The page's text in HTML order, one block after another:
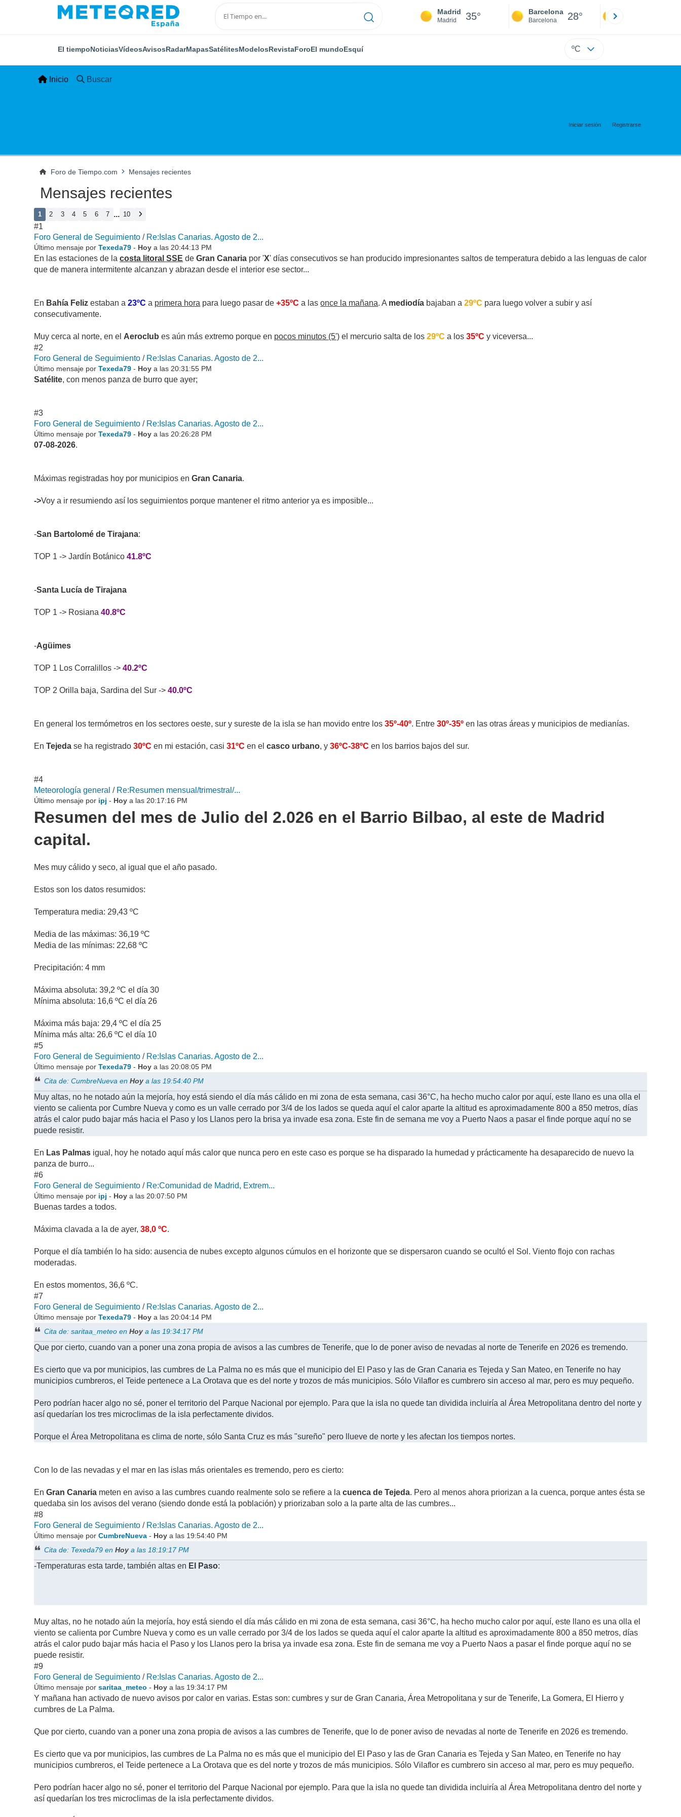
Madrid
Madrid 35° Barcelona
Barcelona 28°
El tiempoNoticiasVídeosAvisosRadarMapasSatélitesModelosRevistaForoEl mundoEsquí ºC
Inicio Buscar
Iniciar sesión Registrarse
Foro de Tiempo.com Mensajes recientes
Mensajes recientes
1 2 3 4 5 6 7 ... 10
#1
Foro General de Seguimiento / Re:Islas Canarias. Agosto de 2...
Último mensaje porTexeda79 - Hoy a las 20:44:13 PM
En las estaciones de lacosta litoral SSE deGran Canaria por 'X' días consecutivos se han producido impresionantes saltos de temperatura debido a las lenguas de calor
que de manera intermitente alcanzan y abrazan desde el interior ese sector...
En Bahía Feliz estaban a23ºC a primera hora para luego pasar de+35ºC a lasonce la mañana. A mediodía bajaban a29ºC para luego volver a subir y así
consecutivamente.
Muy cerca al norte, en el Aeroclub es aún más extremo porque en pocos minutos (5') el mercurio salta de los29ºC a los35ºC y viceversa...
#2
Foro General de Seguimiento / Re:Islas Canarias. Agosto de 2...
Último mensaje porTexeda79 - Hoy a las 20:31:55 PM
Satélite, con menos panza de burro que ayer;
#3
Foro General de Seguimiento / Re:Islas Canarias. Agosto de 2...
Último mensaje porTexeda79 - Hoy a las 20:26:28 PM
07-08-2026.
Máximas registradas hoy por municipios enGran Canaria.
->Voy a ir resumiendo así los seguimientos porque mantener el ritmo anterior ya es imposible...
-San Bartolomé de Tirajana:
TOP 1 -> Jardín Botánico41.8ºC
-Santa Lucía de Tirajana
TOP 1 -> Rosiana40.8ºC
-Agüimes
TOP 1 Los Corralillos ->40.2ºC
TOP 2 Orilla baja, Sardina del Sur ->40.0ºC
En general los termómetros en los sectores oeste, sur y sureste de la isla se han movido entre los35º-40º. Entre30º-35º en las otras áreas y municipios de medianías.
EnTejeda se ha registrado30ºC en mi estación, casi31ºC en elcasco urbano, y36ºC-38ºC en los barrios bajos del sur.
#4
Meteorología general / Re:Resumen mensual/trimestral/...
Último mensaje por ipj - Hoy a las 20:17:16 PM
Resumen del mes de Julio del 2.026 en el Barrio Bilbao, al este de Madrid
capital.
Mes muy cálido y seco, al igual que el año pasado.
Estos son los datos resumidos:
Temperatura media: 29,43 ºC
Media de las máximas: 36,19 ºC
Media de las mínimas: 22,68 ºC
Precipitación: 4 mm
Máxima absoluta: 39,2 ºC el día 30
Mínima absoluta: 16,6 ºC el día 26
Máxima más baja: 29,4 ºC el día 25
Mínima más alta: 26,6 ºC el día 10
#5
Foro General de Seguimiento / Re:Islas Canarias. Agosto de 2...
Último mensaje porTexeda79 - Hoy a las 20:08:05 PM
Cita de: CumbreNueva en Hoya las 19:54:40 PM
Muy altas, no he notado aún la mejoría, hoy está siendo el día más cálido en mi zona de esta semana, casi 36°C, ha hecho mucho calor por aquí, este llano es una olla el
viento se calienta por Cumbre Nueva y como es un valle cerrado por 3/4 de los lados se queda aquí el calor aparte la altitud es aproximadamente 800 a 850 metros, días
atrás el calor pudo bajar más hacia el Paso y los Llanos pero la brisa ya invade esa zona. Este fin de semana me voy a Puerto Naos a pasar el finde porque aquí no se
puede resistir.
En Las Palmas igual, hoy he notado aquí más calor que nunca pero en este caso es porque se ha disparado la humedad y prácticamente ha desaparecido de nuevo la
panza de burro...
#6
Foro General de Seguimiento / Re:Comunidad de Madrid, Extrem...
Último mensaje por ipj - Hoy a las 20:07:50 PM
Buenas tardes a todos.
Máxima clavada a la de ayer,38,0 ºC.
Porque el día también lo ha sido: ausencia de nubes excepto algunos cúmulos en el horizonte que se dispersaron cuando se ocultó el Sol. Viento flojo con rachas
moderadas.
En estos momentos, 36,6 ºC.
#7
Foro General de Seguimiento / Re:Islas Canarias. Agosto de 2...
Último mensaje porTexeda79 - Hoy a las 20:04:14 PM
Cita de: saritaa_meteo en Hoya las 19:34:17 PM
Que por cierto, cuando van a poner una zona propia de avisos a las cumbres de Tenerife, que lo de poner aviso de nevadas al norte de Tenerife en 2026 es tremendo.
Es cierto que va por municipios, las cumbres de La Palma no es más que el municipio del El Paso y las de Gran Canaria es Tejeda y San Mateo, en Tenerife no hay
municipios cumbreros, el Teide pertenece a La Orotava que es del norte y trozos de más municipios. Sólo Vilaflor es cumbrero sin acceso al mar, pero es muy pequeño.
Pero podrían hacer algo no sé, poner el territorio del Parque Nacional por ejemplo. Para que la isla no quede tan dividida incluiría al Área Metropolitana dentro del norte y
así quedarían los tres microclimas de la isla perfectamente dividos.
Porque el Área Metropolitana es clima de norte, sólo Santa Cruz es más "sureño" pero llueve de norte y les afectan los tiempos nortes.
Con lo de las nevadas y el mar en las islas más orientales es tremendo, pero es cierto:
EnGran Canaria meten en aviso a las cumbres cuando realmente solo se refiere a lacuenca de Tejeda. Pero al menos ahora priorizan a la cuenca, porque antes ésta se
quedaba sin los avisos del verano (siendo donde está la población) y priorizaban solo a la parte alta de las cumbres...
#8
Foro General de Seguimiento / Re:Islas Canarias. Agosto de 2...
Último mensaje porCumbreNueva - Hoy a las 19:54:40 PM
Cita de: Texeda79 en Hoya las 18:19:17 PM
-Temperaturas esta tarde, también altas en El Paso:
Muy altas, no he notado aún la mejoría, hoy está siendo el día más cálido en mi zona de esta semana, casi 36°C, ha hecho mucho calor por aquí, este llano es una olla el
viento se calienta por Cumbre Nueva y como es un valle cerrado por 3/4 de los lados se queda aquí el calor aparte la altitud es aproximadamente 800 a 850 metros, días
atrás el calor pudo bajar más hacia el Paso y los Llanos pero la brisa ya invade esa zona. Este fin de semana me voy a Puerto Naos a pasar el finde porque aquí no se
puede resistir.
#9
Foro General de Seguimiento / Re:Islas Canarias. Agosto de 2...
Último mensaje porsaritaa_meteo - Hoy a las 19:34:17 PM
Y mañana han activado de nuevo avisos por calor en varias. Estas son: cumbres y sur de Gran Canaria, Área Metropolitana y sur de Tenerife, La Gomera, El Hierro y
cumbres de La Palma.
Que por cierto, cuando van a poner una zona propia de avisos a las cumbres de Tenerife, que lo de poner aviso de nevadas al norte de Tenerife en 2026 es tremendo.
Es cierto que va por municipios, las cumbres de La Palma no es más que el municipio del El Paso y las de Gran Canaria es Tejeda y San Mateo, en Tenerife no hay
municipios cumbreros, el Teide pertenece a La Orotava que es del norte y trozos de más municipios. Sólo Vilaflor es cumbrero sin acceso al mar, pero es muy pequeño.
Pero podrían hacer algo no sé, poner el territorio del Parque Nacional por ejemplo. Para que la isla no quede tan dividida incluiría al Área Metropolitana dentro del norte y
así quedarían los tres microclimas de la isla perfectamente dividos.